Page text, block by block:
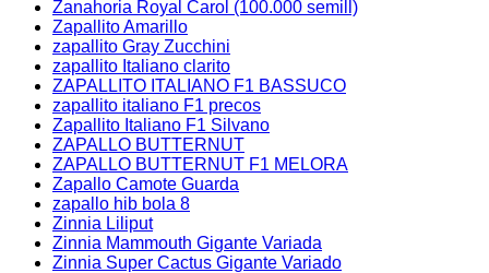
Zanahoria Royal Carol (100.000 semill)
Zapallito Amarillo
zapallito Gray Zucchini
zapallito Italiano clarito
ZAPALLITO ITALIANO F1 BASSUCO
zapallito italiano F1 precos
Zapallito Italiano F1 Silvano
ZAPALLO BUTTERNUT
ZAPALLO BUTTERNUT F1 MELORA
Zapallo Camote Guarda
zapallo hib bola 8
Zinnia Liliput
Zinnia Mammouth Gigante Variada
Zinnia Super Cactus Gigante Variado